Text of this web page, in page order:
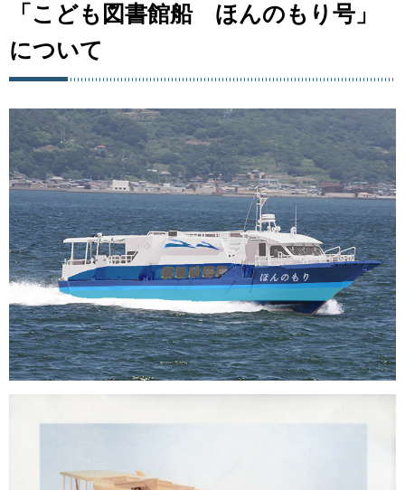
「こども図書館船 ほんのもり号」
について